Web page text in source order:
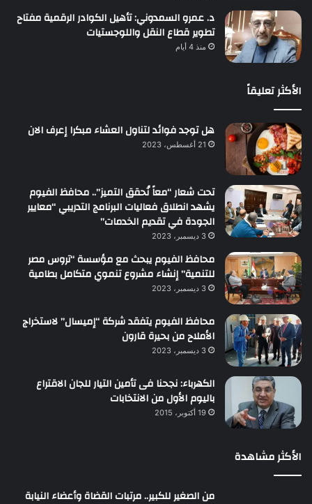
د. عمرو السمدوني: تأهيل الكوادر الرقمية مفتاح
تطوير قطاع النقل واللوجستيات
منذ 4 أيام
الأكثر تعليقاً
هل توجد فوائد لتناول العشاء مبكرا إعرف الان
21 أغسطس، 2023
تحت شعار “معاً نُحقق التميز”.. محافظ الفيوم
يشهد انطلاق فعاليات البرنامج التدريبي “معايير
الجودة في تقديم الخدمات”
3 ديسمبر، 2023
محافظ الفيوم يبحث مع مؤسسة “تروس مصر
للتنمية” إنشاء مشروع تنموي متكامل بطامية
3 ديسمبر، 2023
محافظ الفيوم يتفقد شركة “إميسال” لاستخراج
الأملاح من بحيرة قارون
3 ديسمبر، 2023
الكهرباء: نجحنا فى تأمين التيار للجان الاقتراع
باليوم الأول من الانتخابات
19 أكتوبر، 2015
الأكثر مشاهدة
من الصغير للكبير.. مرتبات القضاة وأعضاء النيابة